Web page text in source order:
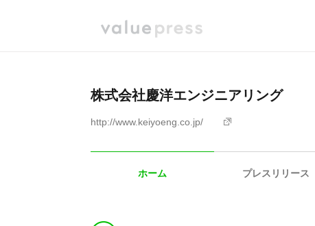
株式会社慶洋エンジニアリング
http://www.keiyoeng.co.jp/
ホーム プレスリリース